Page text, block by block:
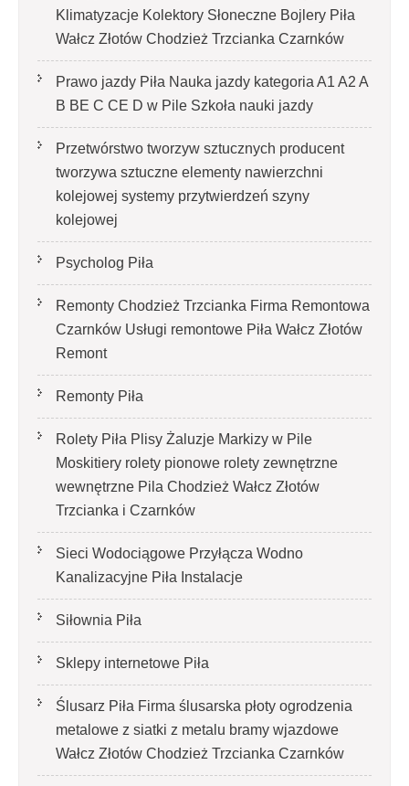
Klimatyzacje Kolektory Słoneczne Bojlery Piła
Wałcz Złotów Chodzież Trzcianka Czarnków
Prawo jazdy Piła Nauka jazdy kategoria A1 A2 A
B BE C CE D‎ w Pile Szkoła nauki jazdy
Przetwórstwo tworzyw sztucznych producent
tworzywa sztuczne elementy nawierzchni
kolejowej systemy przytwierdzeń szyny
kolejowej
Psycholog Piła
Remonty Chodzież Trzcianka Firma Remontowa
Czarnków Usługi remontowe Piła Wałcz Złotów
Remont
Remonty Piła
Rolety Piła Plisy Żaluzje Markizy w Pile
Moskitiery rolety pionowe rolety zewnętrzne
wewnętrzne Pila Chodzież Wałcz Złotów
Trzcianka i Czarnków
Sieci Wodociągowe Przyłącza Wodno
Kanalizacyjne Piła Instalacje
Siłownia Piła
Sklepy internetowe Piła
Ślusarz Piła Firma ślusarska płoty ogrodzenia
metalowe z siatki z metalu bramy wjazdowe
Wałcz Złotów Chodzież Trzcianka Czarnków